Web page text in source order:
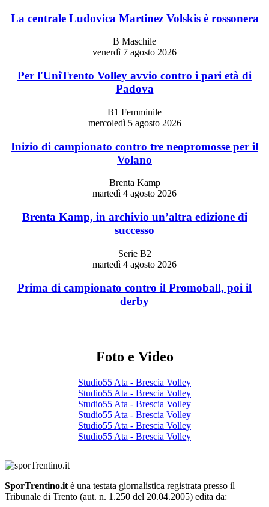
La centrale Ludovica Martinez Volskis è rossonera
B Maschile
venerdì 7 agosto 2026
Per l'UniTrento Volley avvio contro i pari età di
Padova
B1 Femminile
mercoledì 5 agosto 2026
Inizio di campionato contro tre neopromosse per il
Volano
Brenta Kamp
martedì 4 agosto 2026
Brenta Kamp, in archivio un’altra edizione di
successo
Serie B2
martedì 4 agosto 2026
Prima di campionato contro il Promoball, poi il
derby
Foto e Video
Studio55 Ata - Brescia Volley
Studio55 Ata - Brescia Volley
Studio55 Ata - Brescia Volley
Studio55 Ata - Brescia Volley
Studio55 Ata - Brescia Volley
Studio55 Ata - Brescia Volley
SporTrentino.it è una testata giornalistica registrata presso il
Tribunale di Trento (aut. n. 1.250 del 20.04.2005) edita da: